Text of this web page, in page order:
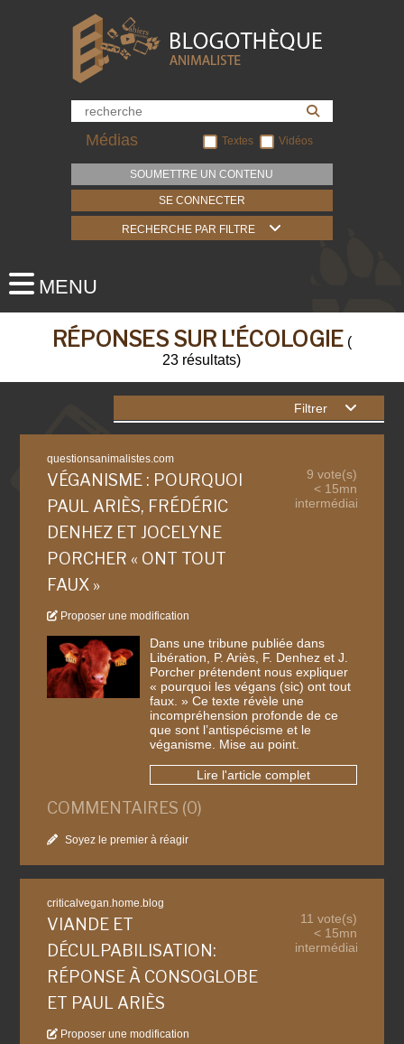
Médias Textes Vidéos
SOUMETTRE UN CONTENU
SE CONNECTER
RECHERCHE PAR FILTRE
RÉPONSES SUR L'ÉCOLOGIE(
23 résultats)
Filtrer
questionsanimalistes.com
VÉGANISME : POURQUOI
PAUL ARIÈS, FRÉDÉRIC
DENHEZ ET JOCELYNE
PORCHER « ONT TOUT
FAUX »
Proposer une modification
9 vote(s)
< 15mn
intermédiaire
Dans une tribune publiée dans
Libération, P. Ariès, F. Denhez et J.
Porcher prétendent nous expliquer
« pourquoi les végans (sic) ont tout
faux. » Ce texte révèle une
incompréhension profonde de ce
que sont l’antispécisme et le
véganisme. Mise au point.
Lire l'article complet
COMMENTAIRES (0)
Soyez le premier à réagir
criticalvegan.home.blog
VIANDE ET
DÉCULPABILISATION:
RÉPONSE À CONSOGLOBE
ET PAUL ARIÈS
Proposer une modification
11 vote(s)
< 15mn
intermédiaire